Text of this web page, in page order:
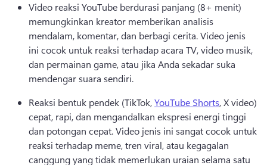
Video reaksi YouTube berdurasi panjang (8+ menit)
memungkinkan kreator memberikan analisis
mendalam, komentar, dan berbagi cerita. Video jenis
ini cocok untuk reaksi terhadap acara TV, video musik,
dan permainan game, atau jika Anda sekadar suka
mendengar suara sendiri.
Reaksi bentuk pendek (TikTok, YouTube Shorts, X video)
cepat, rapi, dan mengandalkan ekspresi energi tinggi
dan potongan cepat. Video jenis ini sangat cocok untuk
reaksi terhadap meme, tren viral, atau kegagalan
canggung yang tidak memerlukan uraian selama satu